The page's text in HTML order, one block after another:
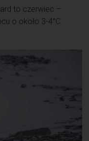
to czerwiec –
o około 3-4°C.